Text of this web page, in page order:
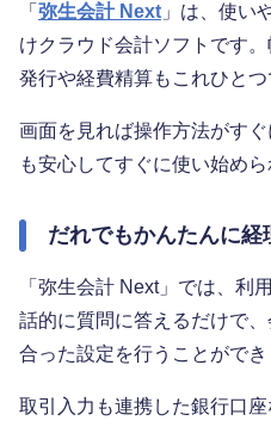
「 弥生会計 Next 」は、使い
けクラウド会計ソフトです
発行や経費精算もこれひと
画面を見れば操作方法がす
も安心してすぐに使い始めら
だれでもかんたんに経
「弥生会計 Next」では、利
話的に質問に答えるだけで
合った設定を行うことができ
取引入力も連携した銀行口